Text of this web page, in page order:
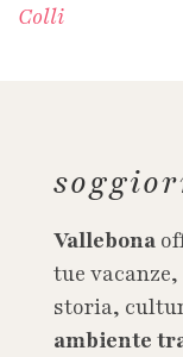
Colli
Vallebona
tue
storia,
ambiente